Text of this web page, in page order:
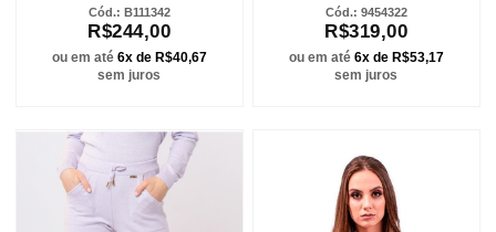
B111342
R$244,00
ou em até 6x de R$40,67
sem juros
9454322
R$319,00
ou em até 6x de R$53,17
sem juros